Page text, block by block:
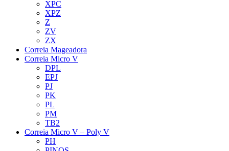
XPC
XPZ
Z
ZV
ZX
Correia Mageadora
Correia Micro V
DPL
EPJ
PJ
PK
PL
PM
TB2
Correia Micro V – Poly V
PH